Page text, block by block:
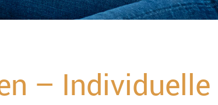
– Individuelle